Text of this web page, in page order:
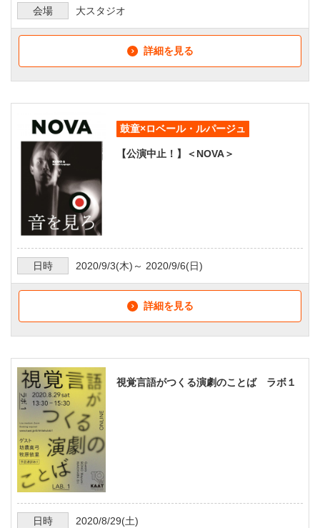
会場 大スタジオ
詳細を見る
鼓童×ロベール・ルパージュ
【公演中止！】＜NOVA＞
日時 2020/9/3(木)～ 2020/9/6(日)
詳細を見る
視覚言語がつくる演劇のことば ラボ１
日時 2020/8/29(土)